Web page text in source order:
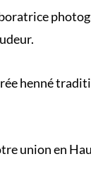
henné
union en